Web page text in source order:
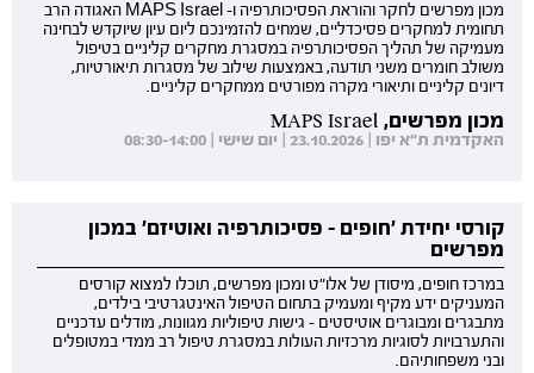
מכון מפרשים לחקר והוראת הפסיכותרפיה ו- MAPS Israel האגודה הרב
תחומית למחקרים פסיכדליים, שמחים להזמינכם ליום עיון שיוקדש לבחינה
מעמיקה של תהליך הפסיכותרפיה במסגרת מחקרים קליניים בטיפול
משולב חומרים משני תודעה, באמצעות שילוב של מסגרות תיאורטיות,
דיונים קליניים ותיאורי מקרה מפורטים ממחקרים קליניים.
מכון מפרשים, MAPS Israel
האקדמית ת"א יפו | 23.10.2026 | יום שישי | 08:30-14:00
קורסי יחידת 'חופים - פסיכותרפיה ואוטיזם' במכון
מפרשים
במרכז חופים, מיסודן של אלו"ט ומכון מפרשים, תוכלו למצוא קורסים
המעניקים ידע מקיף ומעמיק בתחום הטיפול האינטגרטיבי בילדים,
מתבגרים ומבוגרים אוטיסטים - גישות טיפוליות מגוונות, מודלים עדכניים
והתערבויות לסוגיות מרכזיות העולות במסגרת טיפול רב ממדי במטופלים
ובני משפחותיהם.